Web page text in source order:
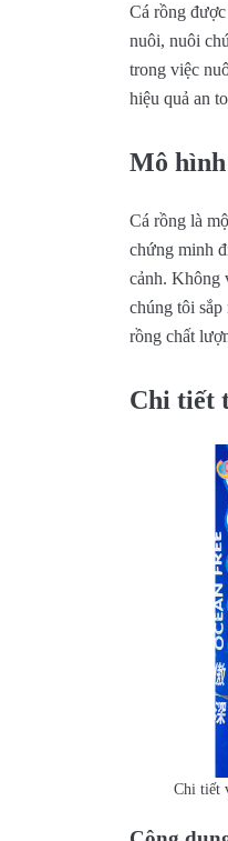
Cá rồng
nuôi, nuôi
trong việc
hiệu quả an
Mô
Cá rồng là
chứng minh
cảnh. Không
chúng tôi
rồng chất
Chi tiết
Chi tiết